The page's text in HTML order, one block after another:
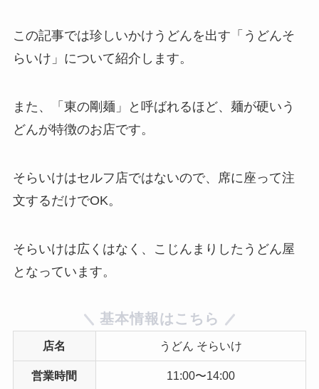
この記事では珍しいかけうどんを出す「うどんそ
らいけ」について紹介します。
また、「東の剛麺」と呼ばれるほど、麺が硬いう
どんが特徴のお店です。
そらいけはセルフ店ではないので、席に座って注
文するだけでOK。
そらいけは広くはなく、こじんまりしたうどん屋
となっています。
基本情報はこちら
店名 うどん そらいけ
営業時間 11:00〜14:00